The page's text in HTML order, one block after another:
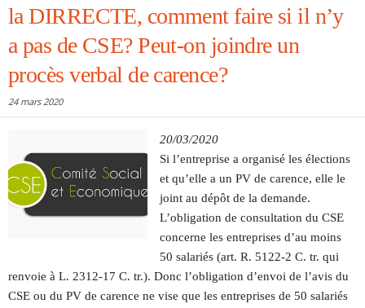
la DIRRECTE, comment faire si il n’y
a pas de CSE? Peut-on joindre un
procès verbal de carence?
24 mars 2020
20/03/2020
Si l’entreprise a organisé les élections
et qu’elle a un PV de carence, elle le
joint au dépôt de la demande.
L’obligation de consultation du CSE
concerne les entreprises d’au moins
50 salariés (art. R. 5122-2 C. tr. qui
renvoie à L. 2312-17 C. tr.). Donc l’obligation d’envoi de l’avis du
CSE ou du PV de carence ne vise que les entreprises de 50 salariés